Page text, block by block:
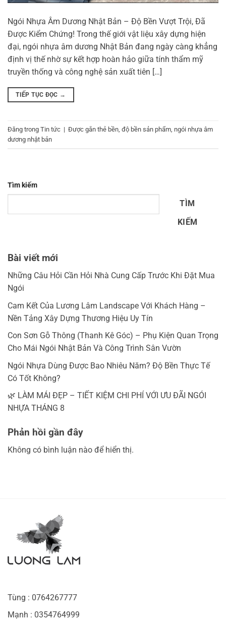
Ngói Nhựa Âm Dương Nhật Bản – Độ Bền Vượt Trội, Đã
Được Kiểm Chứng! Trong thế giới vật liệu xây dựng hiện
đại, ngói nhựa âm dương Nhật Bản đang ngày càng khẳng
định vị thế nhờ sự kết hợp hoàn hảo giữa tính thẩm mỹ
truyền thống và công nghệ sản xuất tiên […]
TIẾP TỤC ĐỌC →
Đăng trong Tin tức | Được gắn thẻ bền độ bền sản phẩm ngói nhựa âm
dương nhật bản
Tìm kiếm
TÌM
KIẾM
Bài viết mới
Những Câu Hỏi Cần Hỏi Nhà Cung Cấp Trước Khi Đặt Mua
Ngói
Cam Kết Của Lương Lâm Landscape Với Khách Hàng –
Nền Tảng Xây Dựng Thương Hiệu Uy Tín
Con Sơn Gỗ Thông (Thanh Kê Góc) – Phụ Kiện Quan Trọng
Cho Mái Ngói Nhật Bản Và Công Trình Sân Vườn
Ngói Nhựa Dùng Được Bao Nhiêu Năm? Độ Bền Thực Tế
Có Tốt Không?
🌿 LÀM MÁI ĐẸP – TIẾT KIỆM CHI PHÍ VỚI ƯU ĐÃI NGÓI
NHỰA THÁNG 8
Phản hồi gần đây
Không có bình luận nào để hiển thị.
Tùng : 0764267777
Mạnh : 0354764999